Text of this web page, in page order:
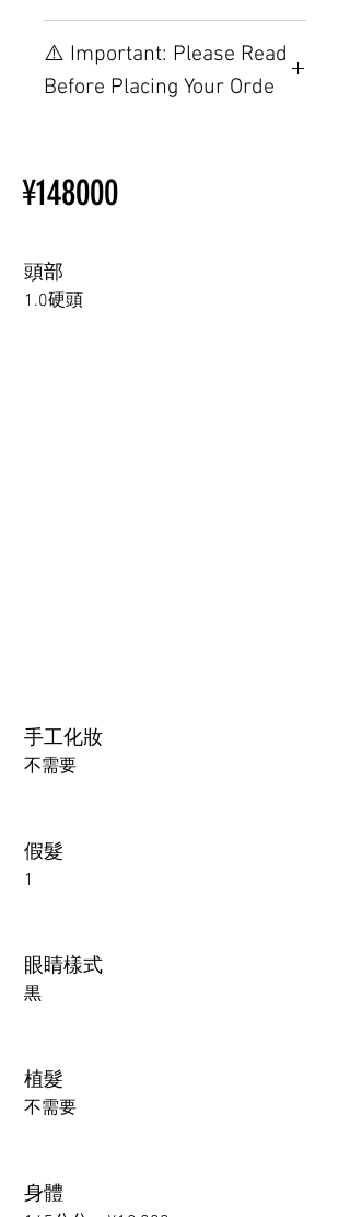
置制限について
その他の配置はTPEに関連し
ラブドール購入前に知ってお
⚠️ Important: Please Read
Before Placing Your Orde
Ordering
Other configurations are related
Beginner’s Purchase Guide
¥148000
頭部
1.0硬頭
手工化妝
不需要
假髮
1
眼睛樣式
黒
植髮
不需要
身體